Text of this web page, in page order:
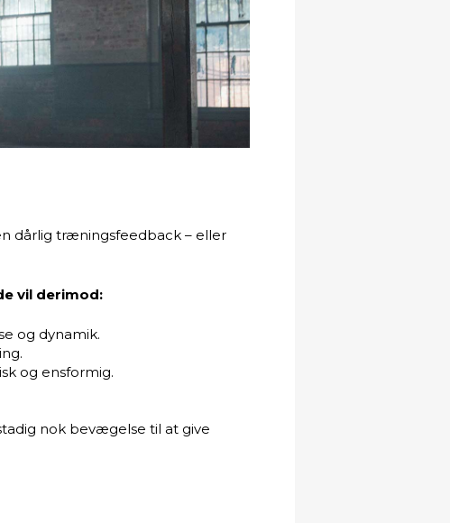
dårlig træningsfeedback – eller
vil derimod:
og dynamik.
og ensformig.
nok bevægelse til at give